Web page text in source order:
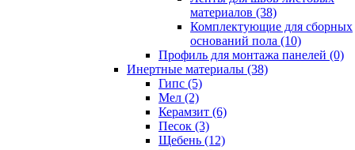
материалов (38)
Комплектующие для сборных
оснований пола (10)
Профиль для монтажа панелей (0)
Инертные материалы (38)
Гипс (5)
Мел (2)
Керамзит (6)
Песок (3)
Щебень (12)